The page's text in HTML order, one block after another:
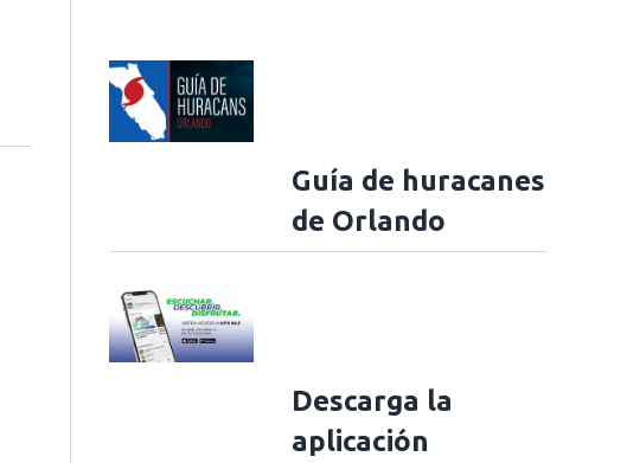
Guía de huracanes
de Orlando
Descarga la
aplicación